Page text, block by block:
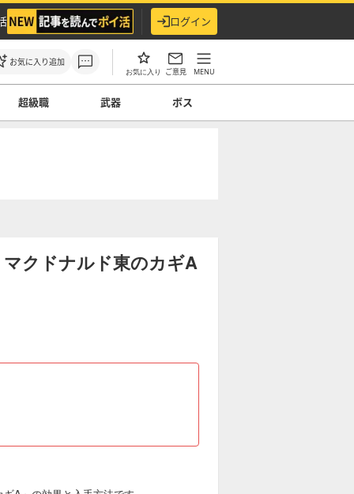
ログイン
お気に入り追加
お気に入り ご意見 MENU
超級職 武器 ボス
マクドナルド東のカギA